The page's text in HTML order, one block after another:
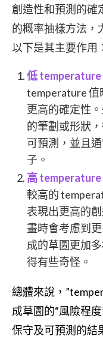
創造性和預測的確
的概率抽樣方法，
以下是其主要作用
低 temperature
temperature 值
更高的確定性
的筆劃或形狀
可預測，並且
子。
高 temperature
較高的
表現出更高的
畫時會考慮到
成的草圖更加
得有些奇怪。
總體來說，
成草圖的“風險程
保守及可預測的結